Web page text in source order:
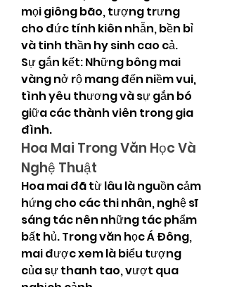
mọi giông bão, tượng trưng
cho đức tính kiên nhẫn, bền bỉ
và tinh thần hy sinh cao cả.
Sự gắn kết: Những bông mai
vàng nở rộ mang đến niềm vui,
tình yêu thương và sự gắn bó
giữa các thành viên trong gia
đình.
Hoa Mai Trong Văn Học Và
Nghệ Thuật
Hoa mai đã từ lâu là nguồn cảm
hứng cho các thi nhân, nghệ sĩ
sáng tác nên những tác phẩm
bất hủ. Trong văn học Á Đông,
mai được xem là biểu tượng
của sự thanh tao, vượt qua